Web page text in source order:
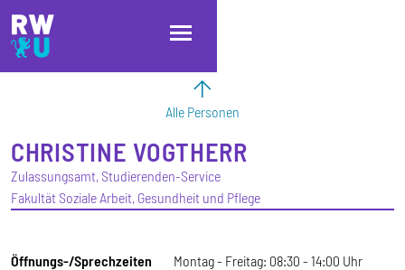
Direkt zum Inhalt
Direkt zur Hauptnavigation
Direkt zum Fußbereich
Alle Personen
CHRISTINE VOGTHERR
Zulassungsamt, Studierenden-Service
Fakultät Soziale Arbeit, Gesundheit und Pflege
Öffnungs-/Sprechzeiten Montag - Freitag: 08:30 - 14:00 Uhr